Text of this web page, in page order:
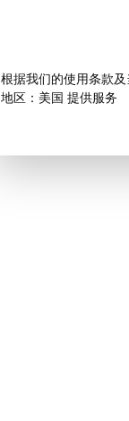
根据我们的使用条款
地区：美国 提供服务